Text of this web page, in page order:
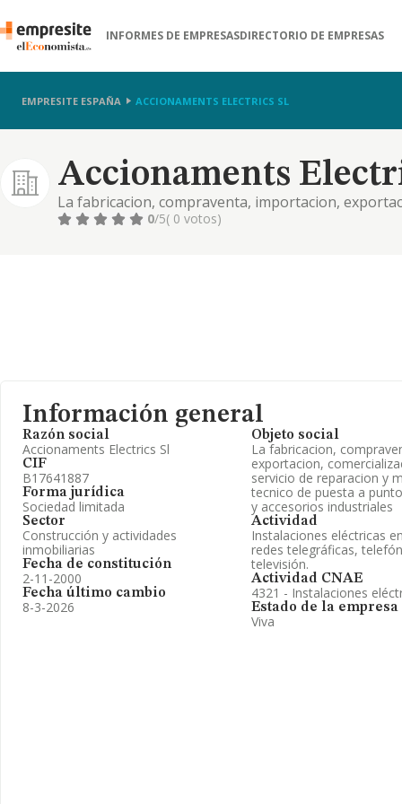
INFORMES DE EMPRESASDIRECTORIO DE EMPRESAS
EMPRESITE ESPAÑA ACCIONAMENTS ELECTRICS SL
Accionaments
La fabricacion, compraventa, importacion,
de reparacion y mantenimiento, servicio tecnico
0/5( 0 votos)
Información general
Razón social
Accionaments Electrics Sl
CIF
B17641887
Forma jurídica
Sociedad limitada
Sector
Construcción y actividades
inmobiliarias
Fecha de constitución
2-11-2000
Fecha último cambio
8-3-2026
Objeto social
La fabricacion,
exportacion,
servicio de reparacion y
tecnico de puesta a
y accesorios industriales
Actividad
Instalaciones eléctricas
redes telegráficas,
televisión.
Actividad CNAE
4321 - Instalaciones
Estado de la empresa
Viva